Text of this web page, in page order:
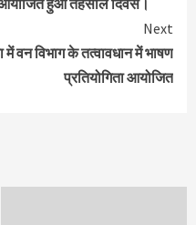
Next
वन विभाग के तत्वावधान में भाषण
प्रतियोगिता आयोजित